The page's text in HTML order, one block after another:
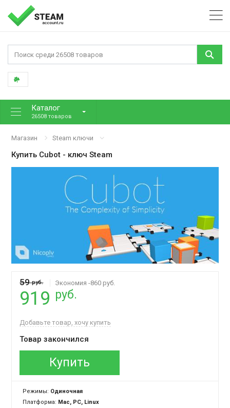
Каталог
26508 товаров
Магазин Steam ключи
Купить Cubot - ключ Steam
59руб. Экономия -860 руб.
919 руб.
Добавьте товар, хочу купить
Товар закончился
Купить
Режимы: Одиночная
Платформа: Mac, PC, Linux